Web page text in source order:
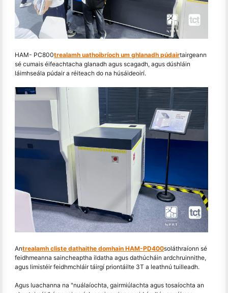
HAM- PC800trealamh uathoibríoch um ghlanadh púdairtairgeann
sé cumais éifeachtacha glanadh agus scagadh, agus dúshláin
láimhseála púdair a réiteach do na húsáideoirí.
Antrealamh cliste dathaithe domhain HAM-PD400soláthraíonn sé
feidhmeanna saincheaptha ildatha agus dathúcháin ardchruinnithe,
agus limistéir feidhmchláir táirgí priontáilte 3T a leathnú tuilleadh.
Agus luachanna na "nuálaíochta, gairmiúlachta agus tosaíochta an